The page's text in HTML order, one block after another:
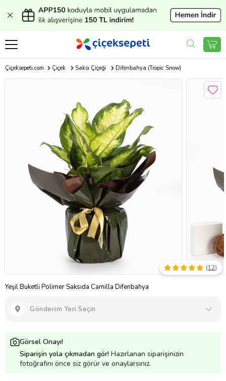
Çiçeksepeti.com Çiçek Saksı Çiçeği Difenbahya (Tropic Snow)
Yeşil Buketli Polimer Saksıda Camilla Difenbahya
(12)
Gönderim Yeri Seçin
Görsel Onayı!
Siparişin yola çıkmadan gör! Hazırlanan siparişinizin
fotoğrafını önce siz görür ve onaylarsınız.